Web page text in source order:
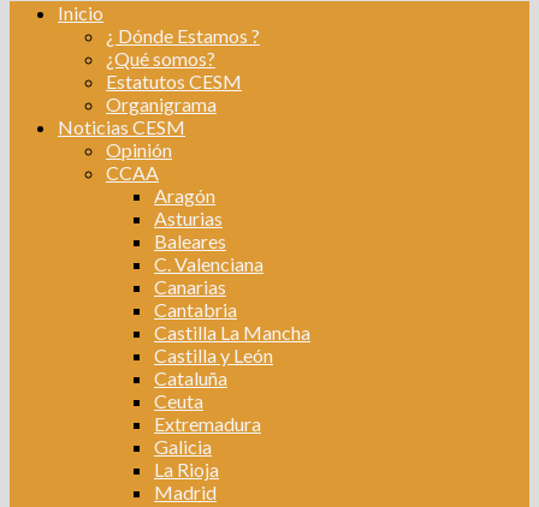
Inicio
¿ Dónde Estamos ?
¿Qué somos?
Estatutos CESM
Organigrama
Noticias CESM
Opinión
CCAA
Aragón
Asturias
Baleares
C. Valenciana
Canarias
Cantabria
Castilla La Mancha
Castilla y León
Cataluña
Ceuta
Extremadura
Galicia
La Rioja
Madrid